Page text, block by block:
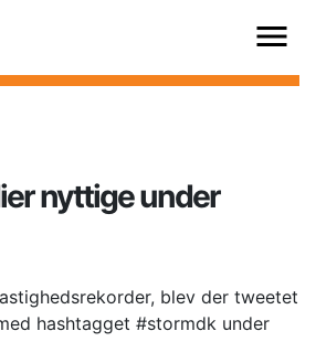
nyttige under
blev der tweetet
hashtagget #stormdk under